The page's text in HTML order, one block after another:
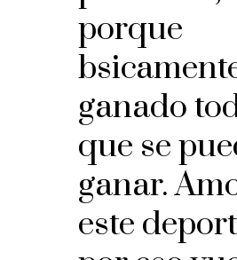
porque
ganado
que se
ganar.
este